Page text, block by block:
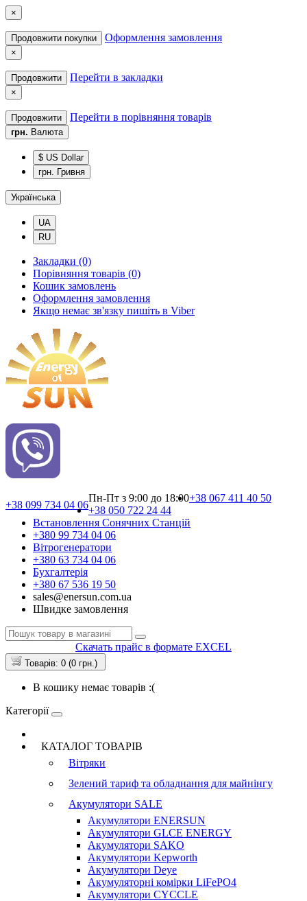
×
Продовжити покупки Оформлення замовлення
×
Продовжити Перейти в закладки
×
Продовжити Перейти в порівняння товарів
грн. Валюта
$ US Dollar
грн. Гривня
Українська
UA
RU
Закладки (0)
Порівняння товарів (0)
Кошик замовлень
Оформлення замовлення
Якщо немає зв'язку пишіть в Viber
+38 099 734 04 06
Пн-Пт з 9:00 до 18:00+38 067 411 40 50
+38 050 722 24 44
Встановлення Сонячних Cтанцій
+380 99 734 04 06
Вітрогенератори
+380 63 734 04 06
Бухгалтерія
+380 67 536 19 50
sales@enersun.com.ua
Швидке замовлення
Скачать прайс в формате EXCEL
Товарів: 0 (0 грн.)
В кошику немає товарів :(
Категорії
КАТАЛОГ ТОВАРІВ
Вітряки
Зелений тариф та обладнання для майнінгу
Акумулятори SALE
Акумулятори ENERSUN
Акумулятори GLCE ENERGY
Акумулятори SAKO
Акумулятори Kepworth
Акумулятори Deye
Акумуляторні комірки LiFePO4
Акумулятори CYCCLE